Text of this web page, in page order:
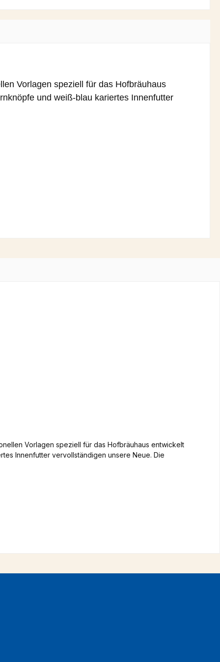
Vorlagen speziell für das Hofbräuhaus
und weiß-blau kariertes Innenfutter
Vorlagen speziell für das Hofbräuhaus entwickelt
Innenfutter vervollständigen unsere Neue. Die